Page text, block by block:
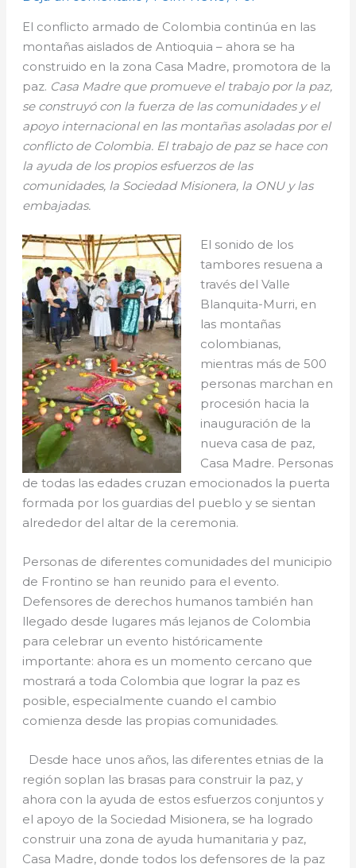
El conflicto armado de Colombia continúa en las
montañas aislados de Antioquia – ahora se ha
construido en la zona Casa Madre, promotora de la
paz. Casa Madre que promueve el trabajo por la paz,
se construyó con la fuerza de las comunidades y el
apoyo internacional en las montañas asoladas por el
conflicto de Colombia. El trabajo de paz se hace con
la ayuda de los propios esfuerzos de las
comunidades, la Sociedad Misionera, la ONU y las
embajadas.
El sonido de los
tambores resuena a
través del Valle
Blanquita-Murri, en
las montañas
colombianas,
mientras más de 500
personas marchan en
procesión hacia la
inauguración de la
nueva casa de paz,
Casa Madre. Personas
de todas las edades cruzan emocionados la puerta
formada por los guardias del pueblo y se sientan
alrededor del altar de la ceremonia.
Personas de diferentes comunidades del municipio
de Frontino se han reunido para el evento.
Defensores de derechos humanos también han
llegado desde lugares más lejanos de Colombia
para celebrar un evento históricamente
importante: ahora es un momento cercano que
mostrará a toda Colombia que lograr la paz es
posible, especialmente cuando el cambio
comienza desde las propias comunidades.
Desde hace unos años, las diferentes etnias de la
región soplan las brasas para construir la paz, y
ahora con la ayuda de estos esfuerzos conjuntos y
el apoyo de la Sociedad Misionera, se ha logrado
construir una zona de ayuda humanitaria y paz,
Casa Madre, donde todos los defensores de la paz